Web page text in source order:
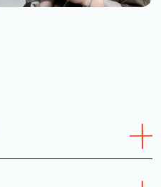
или вопроса клиента